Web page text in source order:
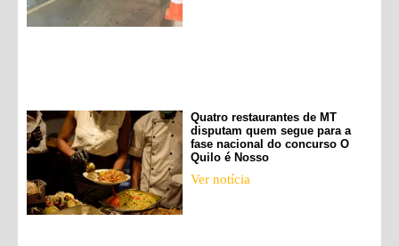
Quatro restaurantes de MT
disputam quem segue para a
fase nacional do concurso O
Quilo é Nosso
Ver notícia